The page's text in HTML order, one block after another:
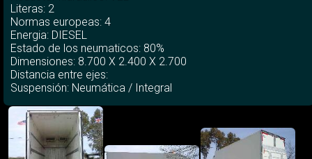
Literas: 2
Normas europeas: 4
Energia: DIESEL
Estado de los neumaticos: 80%
Dimensiones: 8.700 X 2.400 X 2.700
Distancia entre ejes:
Suspensión: Neumática / Integral